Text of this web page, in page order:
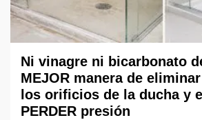
Ni vinagre ni bicarbonato
MEJOR manera de
los orificios de la ducha y
PERDER presión